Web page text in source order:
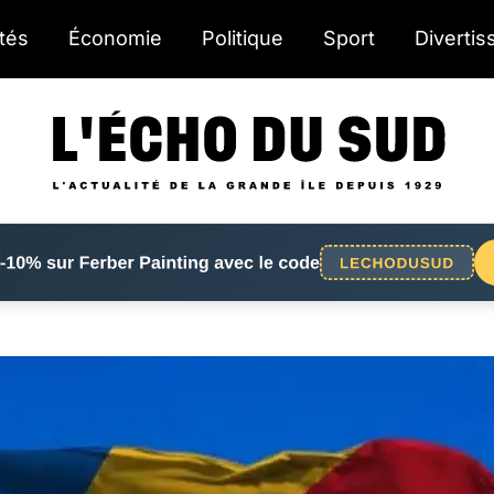
Économie Politique Sport